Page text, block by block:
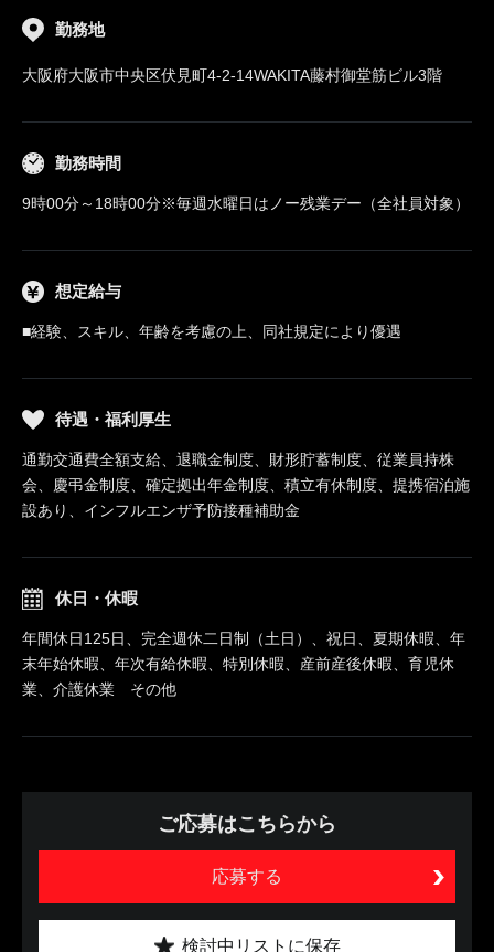
勤務地
大阪府大阪市中央区伏見町4-2-14WAKITA藤村御堂筋ビル3階
勤務時間
9時00分～18時00分※毎週水曜日はノー残業デー（全社員対象）
想定給与
■経験、スキル、年齢を考慮の上、同社規定により優遇
待遇・福利厚生
通勤交通費全額支給、退職金制度、財形貯蓄制度、従業員持株
会、慶弔金制度、確定拠出年金制度、積立有休制度、提携宿泊施
設あり、インフルエンザ予防接種補助金
休日・休暇
年間休日125日、完全週休二日制（土日）、祝日、夏期休暇、年
末年始休暇、年次有給休暇、特別休暇、産前産後休暇、育児休
業、介護休業 その他
ご応募はこちらから
応募する
検討中リストに保存